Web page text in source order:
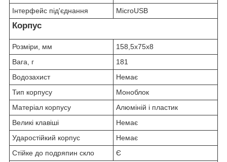
Інтерфейс під'єднання
MicroUSB
Корпус
Розміри, мм
158,5x75x8
Вага, г
181
Водозахист
Немає
Тип корпусу
Моноблок
Матеріал корпусу
Алюміній і пластик
Великі клавіші
Немає
Ударостійкий корпус
Немає
Стійке до подряпин скло
Є